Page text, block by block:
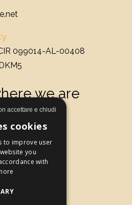
099014-AL-00408
we are
ITALIAN
GERMAN
cookies
to improve user
you
with